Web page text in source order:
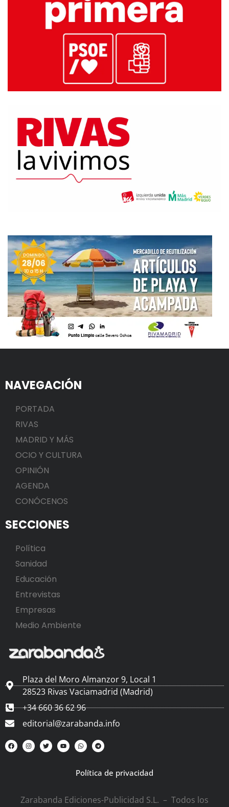
NAVEGACIÓN
PORTADA
RIVAS
MADRID Y MÁS
OCIO Y CULTURA
OPINIÓN
AGENDA
CONÓCENOS
SECCIONES
Política
Sanidad
Educación
Entrevistas
Empresas
Medio Ambiente
Plaza del Moro Almanzor 9, Local 1
28523 Rivas Vaciamadrid (Madrid)
+34 660 36 62 96
editorial@zarabanda.info
Política de privacidad
Zarabanda Ediciones-Publicidad S.L. – Todos los